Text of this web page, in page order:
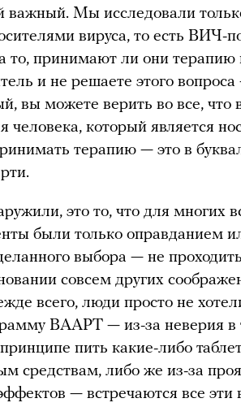
важный. Мы исследовали
вируса, то есть ВИЧ-
то, принимают ли они терапию
и не решаете этого
вы можете верить во все, что
человека, который является
терапию — это в
это то, что для многих
были только оправданием
выбора — не
совсем других
всего, люди просто не
ВААРТ — из-за неверия в
пить какие-либо
средствам, либо же из-за
— встречаются все эти